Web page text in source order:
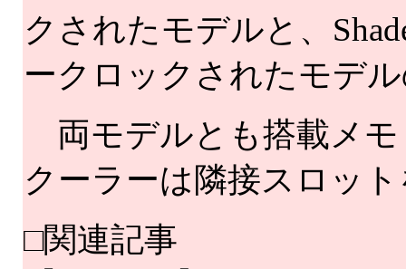
クされたモデルと、
ークロックされたモデ
両モデルとも搭載メモ
クーラーは隣接スロッ
□関連記事